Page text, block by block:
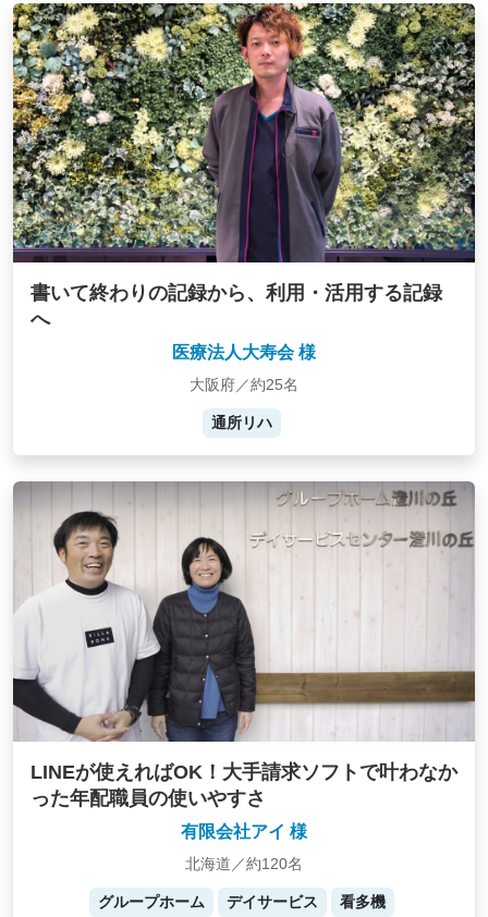
書いて終わりの記録から、利用・活用する記録
へ
医療法人大寿会 様
大阪府／約25名
通所リハ
LINEが使えればOK！大手請求ソフトで叶わなか
った年配職員の使いやすさ
有限会社アイ 様
北海道／約120名
グループホーム デイサービス 看多機